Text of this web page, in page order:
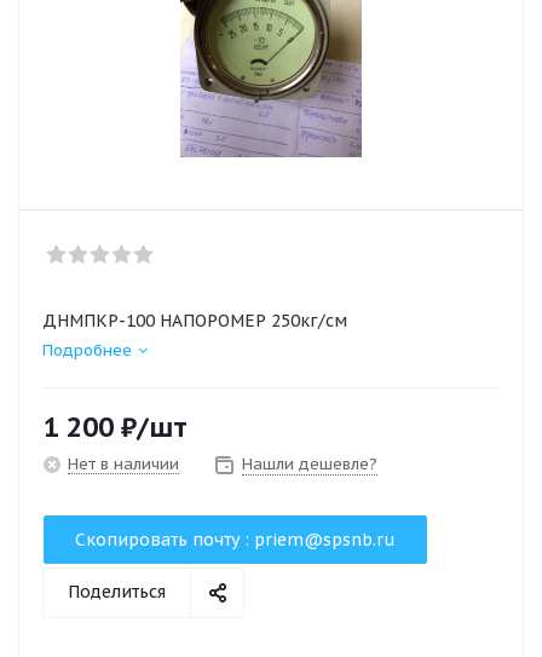
ДНМПКР-100 НАПОРОМЕР 250кг/см
Подробнее
1 200 ₽/шт
Нет в наличии Нашли дешевле?
Скопировать почту : priem@spsnb.ru
Поделиться